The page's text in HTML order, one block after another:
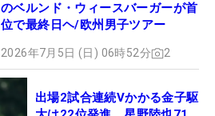
のベルンド・ウィースバーガーが首
位で最終日ヘ/欧州男子ツアー
2026年7月5日 (日) 06時52分 2
出場2試合連続Vかかる金子駆